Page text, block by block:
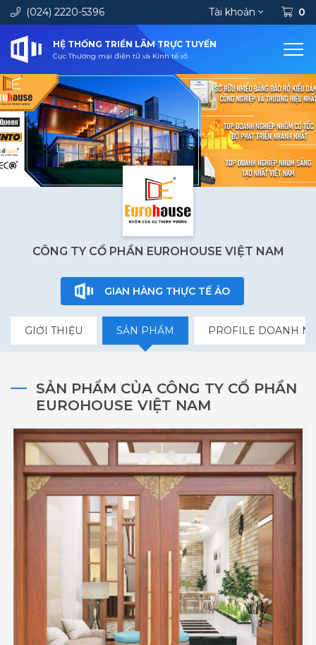
(024) 2220-5396 Tài khoản
HỆ THỐNG TRIỂN LÃM TRỰC TUYẾN
Cục Thương mại điện tử và Kinh tế số
0
CÔNG TY CỔ PHẦN EUROHOUSE VIỆT NAM
GIAN HÀNG THỰC TẾ ẢO
GIỚI THIỆU SẢN PHẨM PROFILE DOANH
SẢN PHẨM CỦA CÔNG TY CỔ PHẦN
EUROHOUSE VIỆT NAM